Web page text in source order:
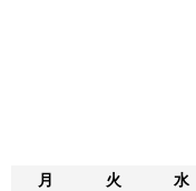
月 火 水